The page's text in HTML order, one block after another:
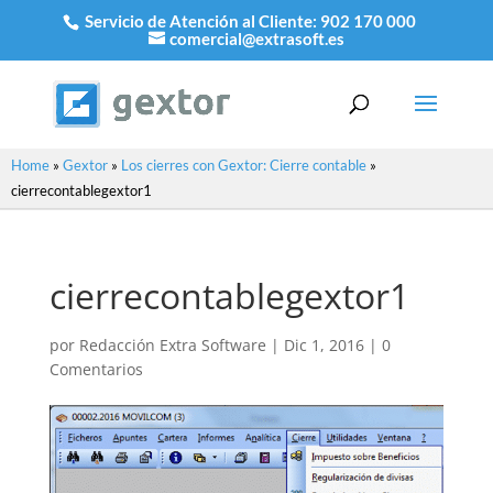
Servicio de Atención al Cliente: 902 170 000
comercial@extrasoft.es
Home » Gextor » Los cierres con Gextor: Cierre contable »
cierrecontablegextor1
cierrecontablegextor1
por Redacción Extra Software | Dic 1, 2016| 0
Comentarios